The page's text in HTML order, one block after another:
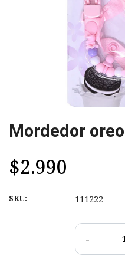
Mordedor oreo
$2.990
SKU: 111222
-